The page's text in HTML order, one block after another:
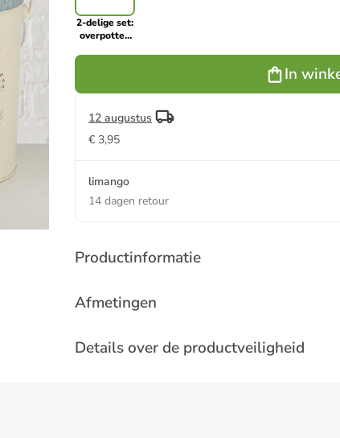
2-delige set:
overpotten
In
12 augustus
€ 3,95
limango
14 dagen retour
Productinformatie
Afmetingen
Details over de productveiligheid